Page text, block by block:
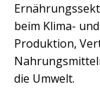
beim Klima-
Produktion,
die Umwelt.